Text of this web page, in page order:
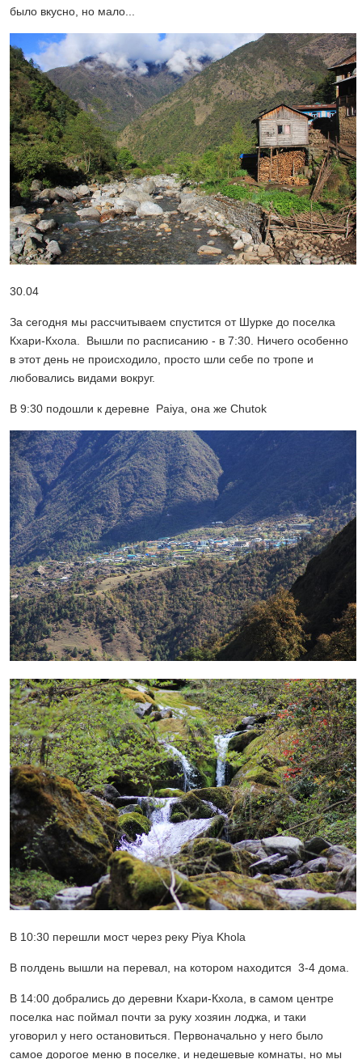
было вкусно, но мало...
30.04
За сегодня мы рассчитываем спустится от Шурке до поселка
Кхари-Кхола. Вышли по расписанию - в 7:30. Ничего особенно
в этот день не происходило, просто шли себе по тропе и
любовались видами вокруг.
В 9:30 подошли к деревне Paiya, она же Chutok
В 10:30 перешли мост через реку Piya Khola
В полдень вышли на перевал, на котором находится 3-4 дома.
В 14:00 добрались до деревни Кхари-Кхола, в самом центре
поселка нас поймал почти за руку хозяин лоджа, и таки
уговорил у него остановиться. Первоначально у него было
самое дорогое меню в поселке, и недешевые комнаты, но мы